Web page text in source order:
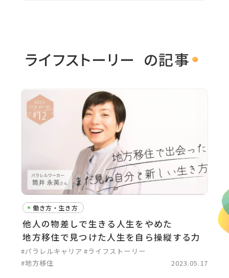
ライフストーリー の記事
働き方・生き方
他人の物差しで生きる人生をやめた
地方移住で見つけた人生を自ら操縦する力
#パラレルキャリア #ライフストーリー
#地方移住
2023.05.17